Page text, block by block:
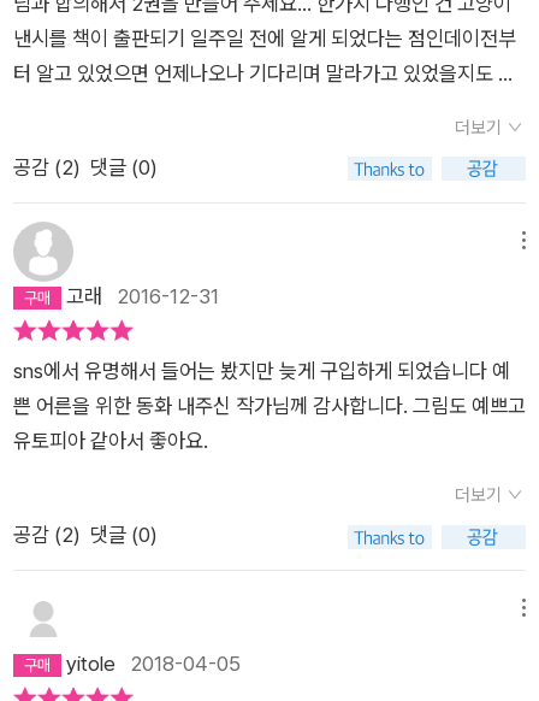
그저 ‘동무 낸시’로 여깁니다. ‘고양이 낸시’ 아닌 ‘동무 낸시’예
요. 쥐마을을 떠나 여행을 오랫동안 하다가 돌아온 어른 쥐 헥터
는 ‘고양이 한 마리’가 고향마을에 있는 모습을 보고는 벌벌 떱니
다. 쥐마을 어른들이 모두 머리가 돌았다고 여기지요. 어떻게 고
양이를 버젓이 쥐마을에 두느냐고 따져요. 이 어른 쥐 헥터 마음
배웠으니까요. 지식으로 길들었으니까요.“낸시가 위험해. 책방에
서 들었는데, 헥터 형이 낸시가 고양이라고, 고양이라서, 나쁘다
고 마을 쥐들에게 말하겠다고 했어. 그러면 낸시는 마을에서 쫓겨
나고 말 거야. 그러니까, 우리가 지켜 줘야 해. 낸시는 우리 친구
잖아.” (188∼189쪽)“헥터 형.” “응?” “형, 있잖아요.” “응.” “낸
시 너무 미워하지 말아 줘요. 낸시는 지미의 소중한 동생이에요.”
“응.” (218∼219쪽) 서로 이웃이기에 함께 지내며 아낄 수 있습
있어요. 서로 동무이기에 같이 노래하며 춤출 수 있어요. 서로 동
무라는 마음을 주고받으니 까르르 웃고 노래하는 즐거움으로 한
껏 흐드러질 만해요. 렇지만 서로 이웃이라고 여기지 못하면 싸
워요. 서로 이웃이 아니니 싸우지요. 내 몫이랑 네 몫을 가릅니다.
내 자리랑 네 자리를 갈라요. 서로 동무라고 느끼지 않기에 다툽
니다. 서로 동무가 아닌 터라 전쟁무기를 자꾸 만듭니다. 서로 동
척하는 것일까? 때로는 어른들보다도 아이들이 더 무정하고 잔
인한 것 같다는 생각을 했다. 물론 그런 일은 어린 아이들 사이에
서만 벌어지는 건 아니지만 말이다. 노골적이지 않아서 그렇지 어
른들도 그러지 않은가? 세 사람만 모여도 파벌이 생기고 왕따가
나온다. 사람이라는 동물은 그 자체로 무리 짓기를 좋아하고, 무
귤머리 아이는 조용히 납득할까? 원래 그런 거라고. 착한 쥐들이
사는 마을에 하얀 아기고양이가 버려진다. 지미를 키우고 있는 더
거씨는 차마 버려진 고양이를 외면하지 못하고 가족으로 받아들
인다. 평화로운 쥐 마을에 천적인 고양이가 업둥이로 거둬진 일은
엄청난 사건이지만, 아기고양이 낸시는 너무도 귀여웠고 쥐 마을
의 쥐들은 귀여운 낸시를 내칠 만큼 모질지 못한 착한 쥐들이었
다. 그렇게 낸시는 자연스럽게 마을에 구성원으로 받아들여지고
지는 책이다. 그림은 몽실몽실하고 텍스트에서는 부정적이거나
어두운 감정은 하나도 느껴지지 않는다. 마치 작가가 나쁜 건 하
나도 보여주지 않겠다고 작정한 것처럼 이야기 내내 뻔한 갈등이
나 어디서 본 것 같은 악당은 등장하지 않는다. 이렇다 할 위기나
스릴도 없다. 평화로운 쥐 마을의 유일한 고민거리는 다만 저가
쥐인 줄로만 알고 있는 낸시가 사실은 쥐가 아니라는 것을 알게
낸시를 책이 출판되기 일주일 전에 알게 되었다는 점인데이전부
터 알고 있었으면 언제나오나 기다리며 말라가고 있었을지도 모
여워서 어쩔줄 모르는 이야기. 예전에는 이렇게 행복하기만한 이
야기는 어쩌다 가끔이었는데,요즘은 볼때마다 좋아지는게 나이
말 착한 이들이 살고 있는 쥐마을에 맡겨진 아기 고양이 낸시. 그
리고 낸시를 키우는 아빠와 오빠 지미낸시의 귀여움에 푹빠져버
린 팔불출 마을 쥐들.그리고 학교의 아이들까지. 만화책보다는 단
체가 어우러진다.쥐들이 있는 마을에 혼자인 아기 고양이라는 설
정으로 재미난 상황을 만들어 보여준다. 2권을 주세요... 라고 하
긴 했지만 어느정도 안정적인 결말을 내주신터라. 2권 생각을 안
하신것 같아 아쉽다. 그래도 달라신 상황을 가지고 이야기를 만들
면? 음. 만들어주세요.... 결국 2권도 내주세요...
더보기
공감 (2) 댓글 (0)
고래 2016-12-31
sns에서 유명해서 들어는 봤지만 늦게 구입하게 되었습니다 예
쁜 어른을 위한 동화 내주신 작가님께 감사합니다. 그림도 예쁘고
유토피아 같아서 좋아요.
더보기
공감 (2) 댓글 (0)
yitole 2018-04-05